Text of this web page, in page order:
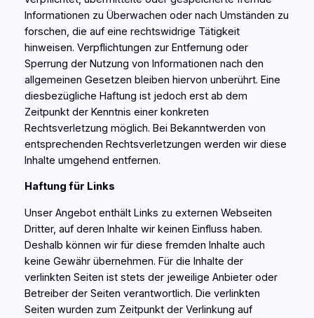
Informationen zu Überwachen oder nach Umständen zu
forschen, die auf eine rechtswidrige Tätigkeit
hinweisen. Verpflichtungen zur Entfernung oder
Sperrung der Nutzung von Informationen nach den
allgemeinen Gesetzen bleiben hiervon unberührt. Eine
diesbezügliche Haftung ist jedoch erst ab dem
Zeitpunkt der Kenntnis einer konkreten
Rechtsverletzung möglich. Bei Bekanntwerden von
entsprechenden Rechtsverletzungen werden wir diese
Inhalte umgehend entfernen.
Haftung für Links
Unser Angebot enthält Links zu externen Webseiten
Dritter, auf deren Inhalte wir keinen Einfluss haben.
Deshalb können wir für diese fremden Inhalte auch
keine Gewähr übernehmen. Für die Inhalte der
verlinkten Seiten ist stets der jeweilige Anbieter oder
Betreiber der Seiten verantwortlich. Die verlinkten
Seiten wurden zum Zeitpunkt der Verlinkung auf